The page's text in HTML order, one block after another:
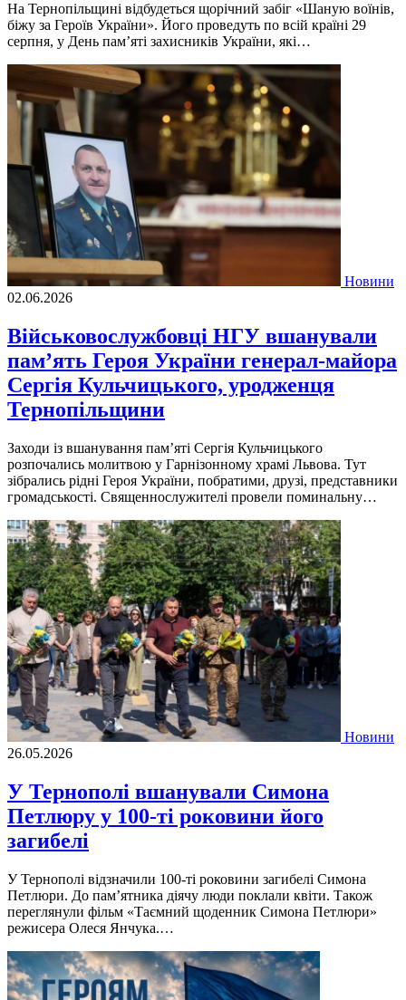
На Тернопільщині відбудеться щорічний забіг «Шаную воїнів,
біжу за Героїв України». Його проведуть по всій країні 29
серпня, у День пам’яті захисників України, які…
Новини
02.06.2026
Військовослужбовці НГУ вшанували
пам’ять Героя України генерал-майора
Сергія Кульчицького, уродженця
Тернопільщини
Заходи із вшанування пам’яті Сергія Кульчицького
розпочались молитвою у Гарнізонному храмі Львова. Тут
зібрались рідні Героя України, побратими, друзі, представники
громадськості. Священнослужителі провели поминальну…
Новини
26.05.2026
У Тернополі вшанували Симона
Петлюру у 100-ті роковини його
загибелі
У Тернополі відзначили 100-ті роковини загибелі Симона
Петлюри. До пам’ятника діячу люди поклали квіти. Також
переглянули фільм «Таємний щоденник Симона Петлюри»
режисера Олеся Янчука.…